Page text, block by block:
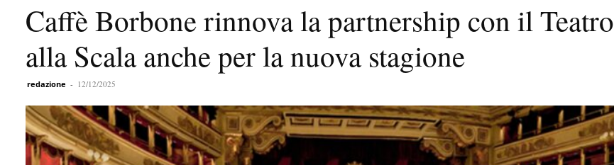
Caffè Borbone rinnova la partnership con il Teatro
alla Scala anche per la nuova stagione
redazione - 12/12/2025